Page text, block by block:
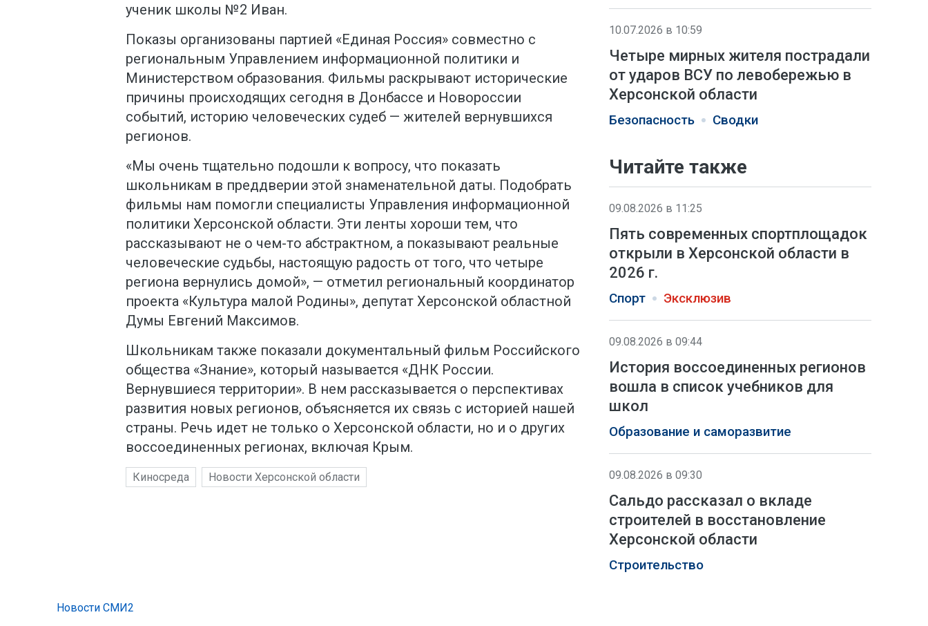
ученик школы №2 Иван.
Показы организованы партией «Единая Россия» совместно с
региональным Управлением информационной политики и
Министерством образования. Фильмы раскрывают исторические
причины происходящих сегодня в Донбассе и Новороссии
событий, историю человеческих судеб — жителей вернувшихся
регионов.
«Мы очень тщательно подошли к вопросу, что показать
школьникам в преддверии этой знаменательной даты. Подобрать
фильмы нам помогли специалисты Управления информационной
политики Херсонской области. Эти ленты хороши тем, что
рассказывают не о чем-то абстрактном, а показывают реальные
человеческие судьбы, настоящую радость от того, что четыре
региона вернулись домой», — отметил региональный координатор
проекта «Культура малой Родины», депутат Херсонской областной
Думы Евгений Максимов.
Школьникам также показали документальный фильм Российского
общества «Знание», который называется «ДНК России.
Вернувшиеся территории». В нем рассказывается о перспективах
развития новых регионов, объясняется их связь с историей нашей
страны. Речь идет не только о Херсонской области, но и о других
воссоединенных регионах, включая Крым.
Киносреда Новости Херсонской области
10.07.2026 в 10:59
Четыре мирных жителя пострадали
от ударов ВСУ по левобережью в
Херсонской области
Безопасность Сводки
Читайте также
09.08.2026 в 11:25
Пять современных спортплощадок
открыли в Херсонской области в
2026 г.
Спорт Эксклюзив
09.08.2026 в 09:44
История воссоединенных регионов
вошла в список учебников для
школ
Образование и саморазвитие
09.08.2026 в 09:30
Сальдо рассказал о вкладе
строителей в восстановление
Херсонской области
Строительство
Новости СМИ2